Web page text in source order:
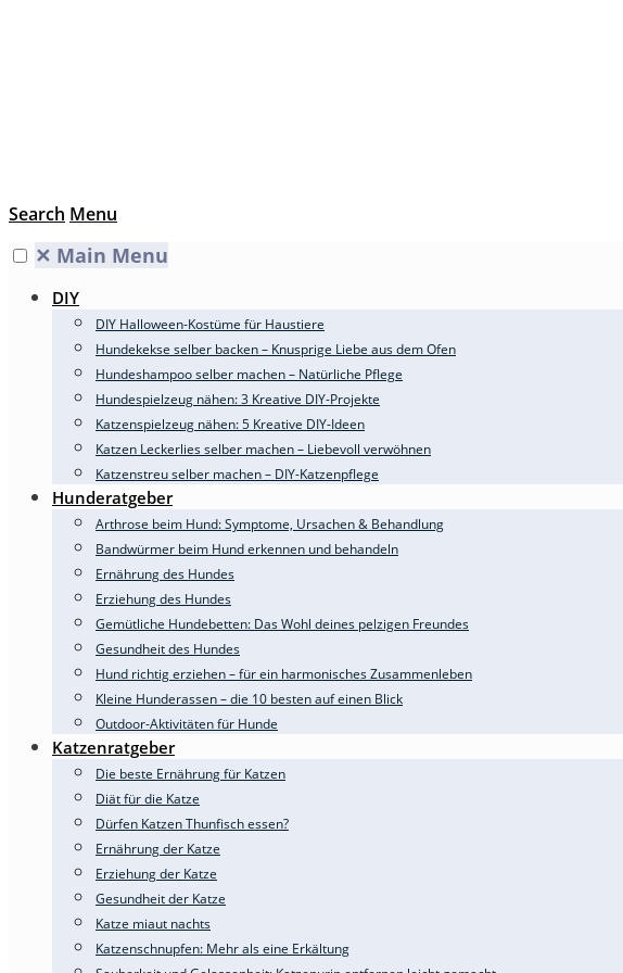
Search Menu
✕ Main Menu
DIY
DIY Halloween-Kostüme für Haustiere
Hundekekse selber backen – Knusprige Liebe aus dem Ofen
Hundeshampoo selber machen – Natürliche Pflege
Hundespielzeug nähen: 3 Kreative DIY-Projekte
Katzenspielzeug nähen: 5 Kreative DIY-Ideen
Katzen Leckerlies selber machen – Liebevoll verwöhnen
Katzenstreu selber machen – DIY-Katzenpflege
Hunderatgeber
Arthrose beim Hund: Symptome, Ursachen & Behandlung
Bandwürmer beim Hund erkennen und behandeln
Ernährung des Hundes
Erziehung des Hundes
Gemütliche Hundebetten: Das Wohl deines pelzigen Freundes
Gesundheit des Hundes
Hund richtig erziehen – für ein harmonisches Zusammenleben
Kleine Hunderassen – die 10 besten auf einen Blick
Outdoor-Aktivitäten für Hunde
Katzenratgeber
Die beste Ernährung für Katzen
Diät für die Katze
Dürfen Katzen Thunfisch essen?
Ernährung der Katze
Erziehung der Katze
Gesundheit der Katze
Katze miaut nachts
Katzenschnupfen: Mehr als eine Erkältung